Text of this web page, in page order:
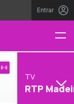
Entrar
TV
RTP